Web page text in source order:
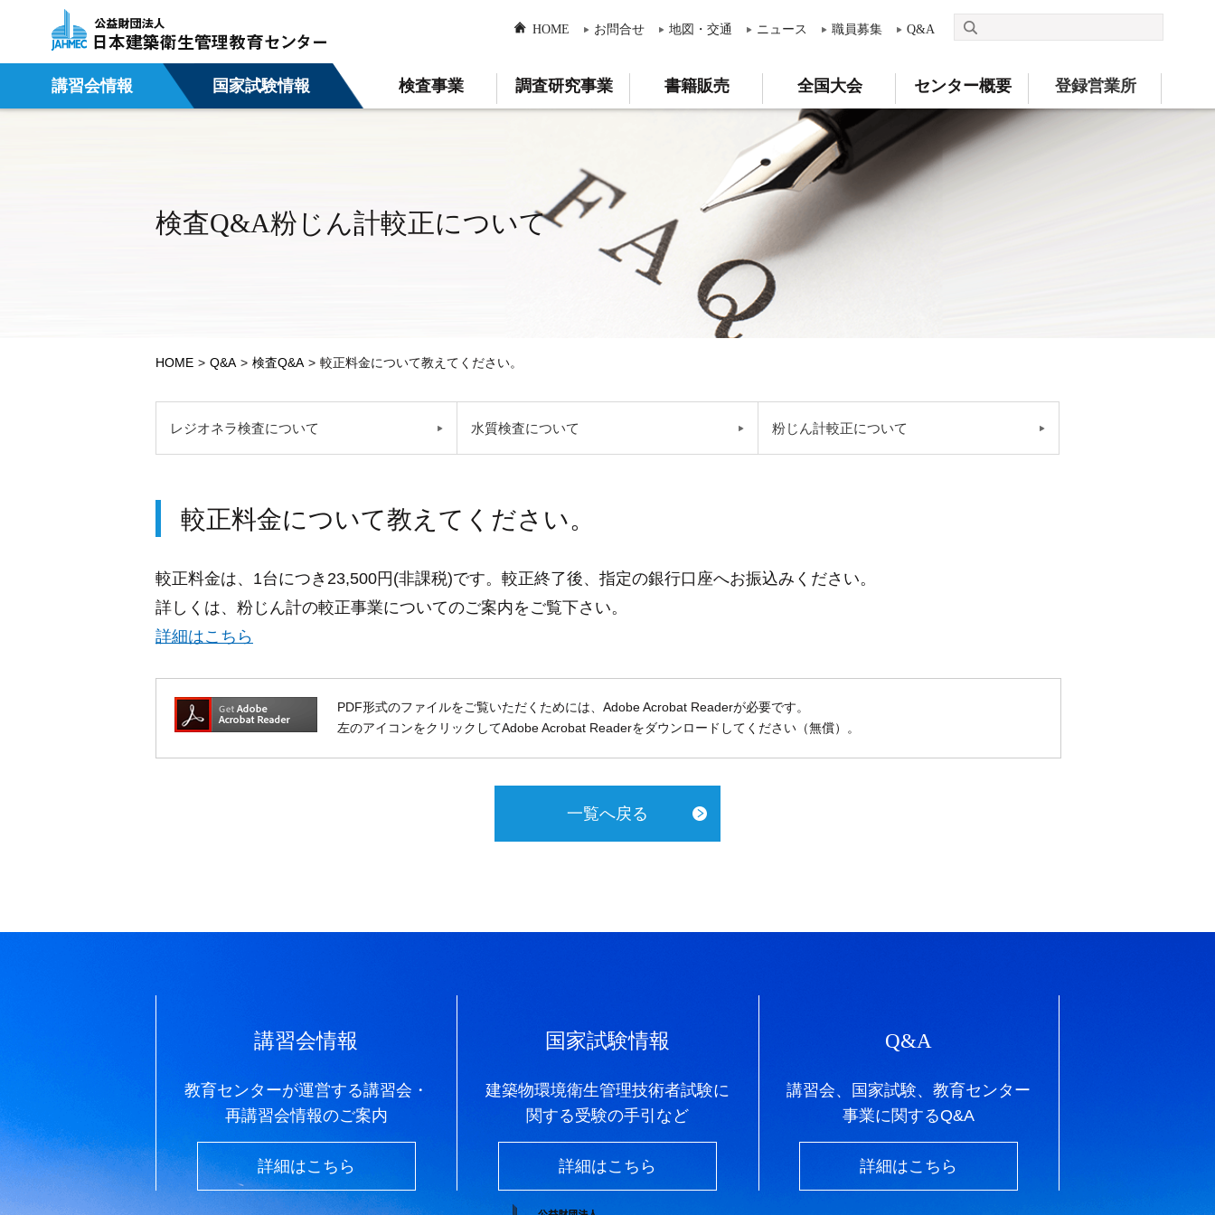
HOME お問合せ 地図・交通 ニュース 職員募集 Q&A
講習会情報 国家試験情報 検査事業 調査研究事業 書籍販売 全国大会 センター概要 登録営業所
検査Q&A粉じん計較正について
HOME Q&A 検査Q&A 較正料金について教えてください。
レジオネラ検査について 水質検査について 粉じん計較正について
較正料金について教えてください。
較正料金は、1台につき23,500円(非課税)です。較正終了後、指定の銀行口座へお振込みください。
詳しくは、粉じん計の較正事業についてのご案内をご覧下さい。
詳細はこちら
PDF形式のファイルをご覧いただくためには、Adobe Acrobat Readerが必要です。
左のアイコンをクリックしてAdobe Acrobat Readerをダウンロードしてください（無償）。
一覧へ戻る
講習会情報
教育センターが運営する講習会・
再講習会情報のご案内
詳細はこちら
国家試験情報
建築物環境衛生管理技術者試験に
関する受験の手引など
詳細はこちら
Q&A
講習会、国家試験、教育センター
事業に関するQ&A
詳細はこちら